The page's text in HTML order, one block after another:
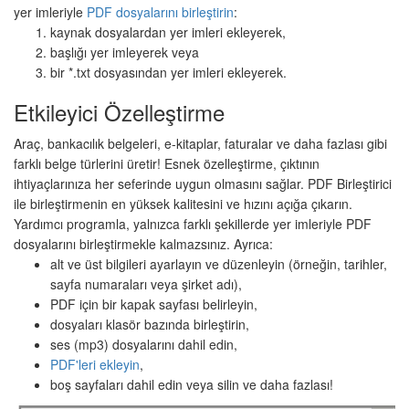
yer imleriyle PDF dosyalarını birleştirin:
kaynak dosyalardan yer imleri ekleyerek,
başlığı yer imleyerek veya
bir *.txt dosyasından yer imleri ekleyerek.
Etkileyici Özelleştirme
Araç, bankacılık belgeleri, e-kitaplar, faturalar ve daha fazlası gibi
farklı belge türlerini üretir! Esnek özelleştirme, çıktının
ihtiyaçlarınıza her seferinde uygun olmasını sağlar. PDF Birleştirici
ile birleştirmenin en yüksek kalitesini ve hızını açığa çıkarın.
Yardımcı programla, yalnızca farklı şekillerde yer imleriyle PDF
dosyalarını birleştirmekle kalmazsınız. Ayrıca:
alt ve üst bilgileri ayarlayın ve düzenleyin (örneğin, tarihler,
sayfa numaraları veya şirket adı),
PDF için bir kapak sayfası belirleyin,
dosyaları klasör bazında birleştirin,
ses (mp3) dosyalarını dahil edin,
PDF'leri ekleyin,
boş sayfaları dahil edin veya silin ve daha fazlası!